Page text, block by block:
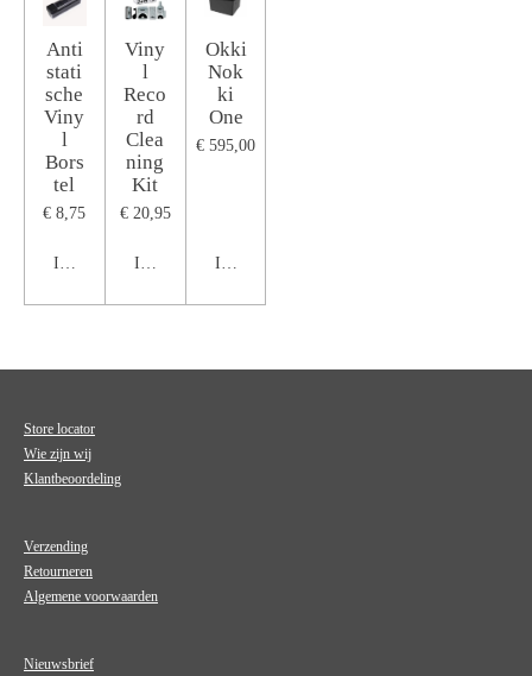
Anti
stati
sche
Viny
l
Bors
tel
€ 8,75
In winkelwagen
Viny
l
Reco
rd
Clea
ning
Kit
€ 20,95
In winkelwagen
Okki
Nok
ki
One
€ 595,00
In winkelwagen
Store locator
Wie zijn wij
Klantbeoordeling
Verzending
Retourneren
Algemene voorwaarden
Nieuwsbrief